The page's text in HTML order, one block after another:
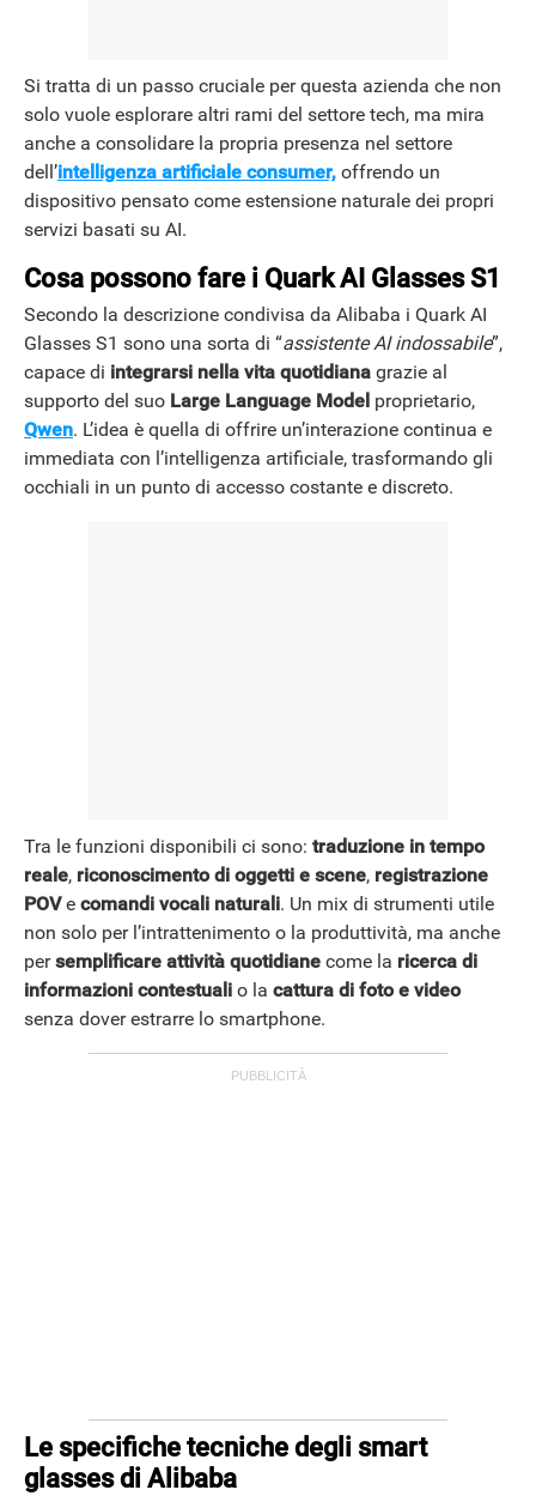
Si tratta di un passo cruciale per questa azienda che non
solo vuole esplorare altri rami del settore tech, ma mira
anche a consolidare la propria presenza nel settore
dell’intelligenza artificiale consumer, offrendo un
dispositivo pensato come estensione naturale dei propri
servizi basati su AI.
Cosa possono fare i Quark AI Glasses S1
Secondo la descrizione condivisa da Alibaba i Quark AI
Glasses S1 sono una sorta di “assistente AI indossabile”,
capace di integrarsi nella vita quotidiana grazie al
supporto del suo Large Language Model proprietario,
Qwen. L’idea è quella di offrire un’interazione continua e
immediata con l’intelligenza artificiale, trasformando gli
occhiali in un punto di accesso costante e discreto.
Tra le funzioni disponibili ci sono: traduzione in tempo
reale, riconoscimento di oggetti e scene, registrazione
POVe comandi vocali naturali. Un mix di strumenti utile
non solo per l’intrattenimento o la produttività, ma anche
persemplificare attività quotidiane come la ricerca di
informazioni contestuali o la cattura di foto e video
senza dover estrarre lo smartphone.
Le specifiche tecniche degli smart
glasses di Alibaba